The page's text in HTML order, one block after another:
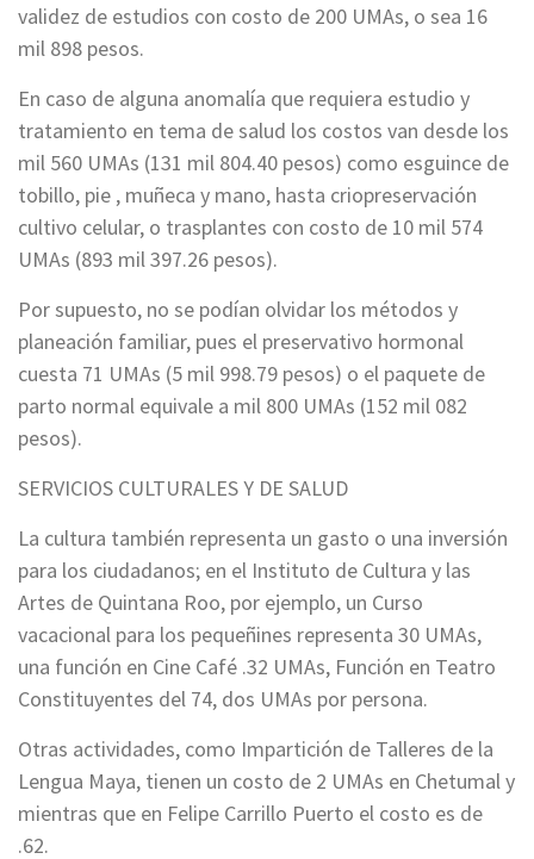
validez de estudios con costo de 200 UMAs, o sea 16
mil 898 pesos.
En caso de alguna anomalía que requiera estudio y
tratamiento en tema de salud los costos van desde los
mil 560 UMAs (131 mil 804.40 pesos) como esguince de
tobillo, pie , muñeca y mano, hasta criopreservación
cultivo celular, o trasplantes con costo de 10 mil 574
UMAs (893 mil 397.26 pesos).
Por supuesto, no se podían olvidar los métodos y
planeación familiar, pues el preservativo hormonal
cuesta 71 UMAs (5 mil 998.79 pesos) o el paquete de
parto normal equivale a mil 800 UMAs (152 mil 082
pesos).
SERVICIOS CULTURALES Y DE SALUD
La cultura también representa un gasto o una inversión
para los ciudadanos; en el Instituto de Cultura y las
Artes de Quintana Roo, por ejemplo, un Curso
vacacional para los pequeñines representa 30 UMAs,
una función en Cine Café .32 UMAs, Función en Teatro
Constituyentes del 74, dos UMAs por persona.
Otras actividades, como Impartición de Talleres de la
Lengua Maya, tienen un costo de 2 UMAs en Chetumal y
mientras que en Felipe Carrillo Puerto el costo es de
.62.